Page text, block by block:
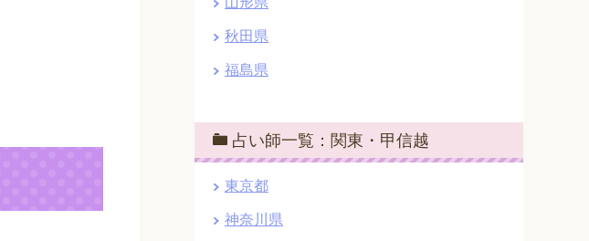
秋田県
福島県
占い師一覧：関東・甲信越
東京都
神奈川県